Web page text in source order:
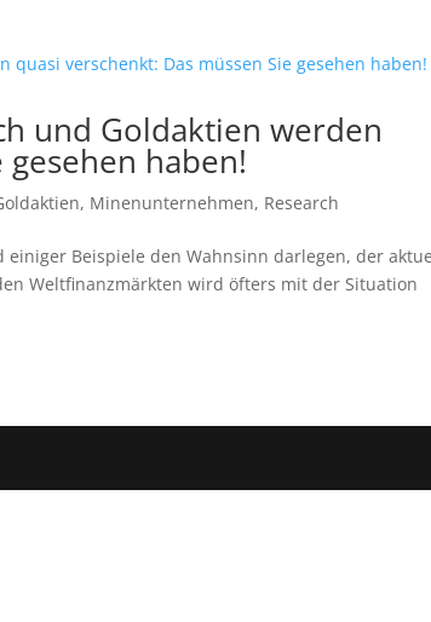
und Goldaktien werden
haben!
, Minenunternehmen, Research
Beispiele den Wahnsinn darlegen, der
Weltfinanzmärkten wird öfters mit der Situation